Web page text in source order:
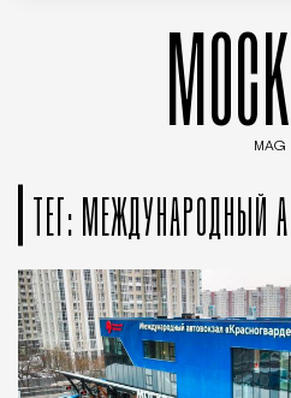
MAG
ТЕГ: МЕЖДУНАРОДНЫЙ